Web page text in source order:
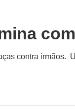
contra irmãos.